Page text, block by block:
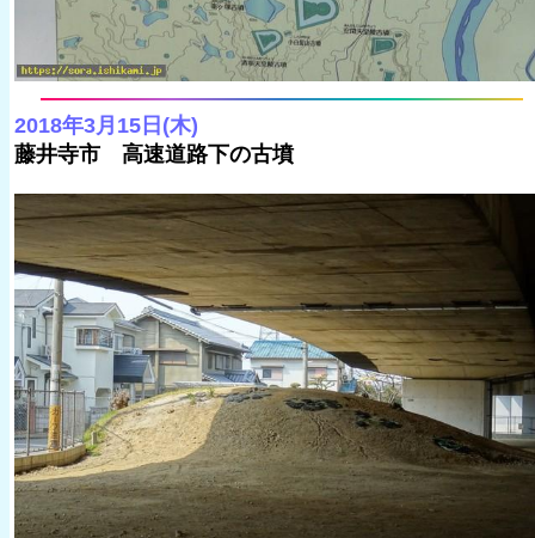
2018年3月15日(木)
藤井寺市 高速道路下の古墳